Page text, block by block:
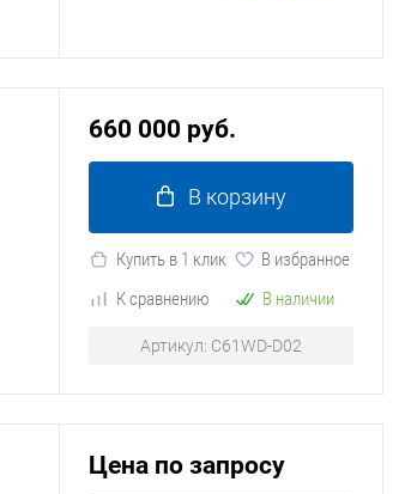
660 000 руб.
В корзину
Купить в 1 клик
В избранное
К сравнению
В наличии
Артикул: C61WD-D02
Цена по запросу